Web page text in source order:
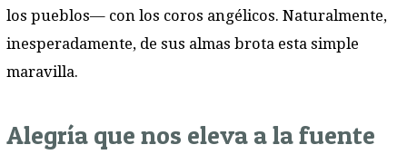
los pueblos— con los coros angélicos. Naturalmente,
inesperadamente, de sus almas brota esta simple
maravilla.
Alegría que nos eleva a la fuente